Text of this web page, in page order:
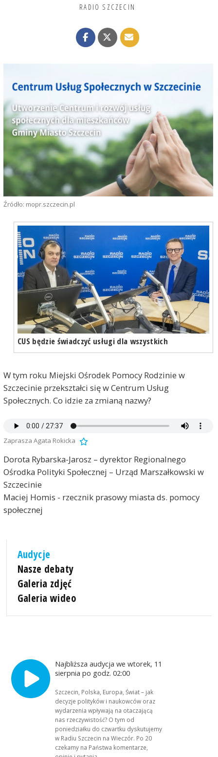
RADIO SZCZECIN
Źródło: mopr.szczecin.pl
CUS będzie świadczyć usługi dla wszystkich
W tym roku Miejski Ośrodek Pomocy Rodzinie w
Szczecinie przekształci się w Centrum Usług
Społecznych. Co idzie za zmianą nazwy?
Zaprasza Agata Rokicka
Dorota Rybarska-Jarosz – dyrektor Regionalnego
Ośrodka Polityki Społecznej – Urząd Marszałkowski w
Szczecinie
Maciej Homis - rzecznik prasowy miasta ds. pomocy
społecznej
Audycje
Nasze debaty
Galeria zdjęć
Galeria wideo
Najbliższa audycja we wtorek, 11
sierpnia po godz. 02:00
Szczecin, Polska, Europa, Świat – jak
decyzje polityków i naukowców oraz
wydarzenia wpływają na otaczającą
nas rzeczywistość? O tym od
poniedziałku do czwartku dyskutujemy
w Radiu Szczecin na Wieczór. Po 20
czekamy na Państwa komentarze,